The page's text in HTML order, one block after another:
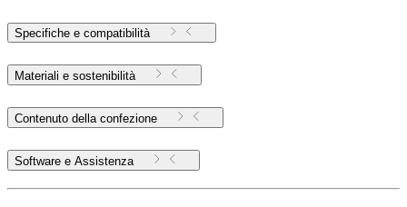
Specifiche e compatibilità
Materiali e sostenibilità
Contenuto della confezione
Software e Assistenza